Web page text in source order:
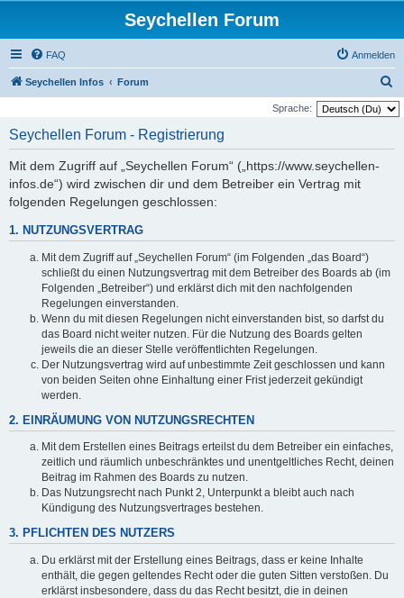
Seychellen Forum
FAQ Anmelden
Seychellen Infos Forum
u
Sprache:
Seychellen Forum - Registrierung
Mit dem Zugriff auf „Seychellen Forum“ („https://www.seychellen-
infos.de“) wird zwischen dir und dem Betreiber ein Vertrag mit
folgenden Regelungen geschlossen:
1. NUTZUNGSVERTRAG
Mit dem Zugriff auf „Seychellen Forum“ (im Folgenden „das Board“)
schließt du einen Nutzungsvertrag mit dem Betreiber des Boards ab (im
Folgenden „Betreiber“) und erklärst dich mit den nachfolgenden
Regelungen einverstanden.
Wenn du mit diesen Regelungen nicht einverstanden bist, so darfst du
das Board nicht weiter nutzen. Für die Nutzung des Boards gelten
jeweils die an dieser Stelle veröffentlichten Regelungen.
Der Nutzungsvertrag wird auf unbestimmte Zeit geschlossen und kann
von beiden Seiten ohne Einhaltung einer Frist jederzeit gekündigt
werden.
2. EINRÄUMUNG VON NUTZUNGSRECHTEN
Mit dem Erstellen eines Beitrags erteilst du dem Betreiber ein einfaches,
zeitlich und räumlich unbeschränktes und unentgeltliches Recht, deinen
Beitrag im Rahmen des Boards zu nutzen.
Das Nutzungsrecht nach Punkt 2, Unterpunkt a bleibt auch nach
Kündigung des Nutzungsvertrages bestehen.
3. PFLICHTEN DES NUTZERS
Du erklärst mit der Erstellung eines Beitrags, dass er keine Inhalte
enthält, die gegen geltendes Recht oder die guten Sitten verstoßen. Du
erklärst insbesondere, dass du das Recht besitzt, die in deinen